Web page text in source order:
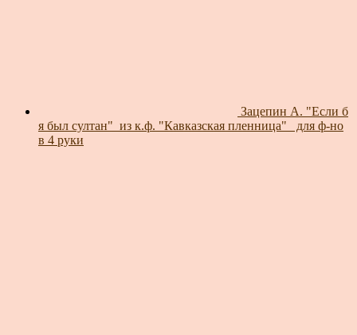
Зацепин А. "Если б
я был султан"_из к.ф. "Кавказская пленница"_ для ф-но
в 4 руки